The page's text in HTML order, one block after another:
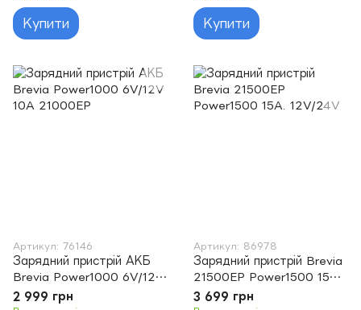
Купити Купити
Артикул: 76146
Зарядний пристрій АКБ
Brevia Power1000 6V/12V
10A 21000EP
2 999 грн
Артикул: 86978
Зарядний пристрій Brevia
21500EP Power1500 15A.
12V/24V
3 699 грн